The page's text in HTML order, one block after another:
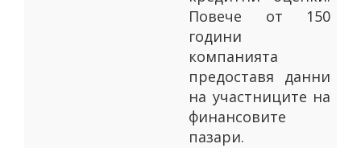
Повече от 150
години
компанията
предоставя данни
на участниците на
финансовите
пазари.